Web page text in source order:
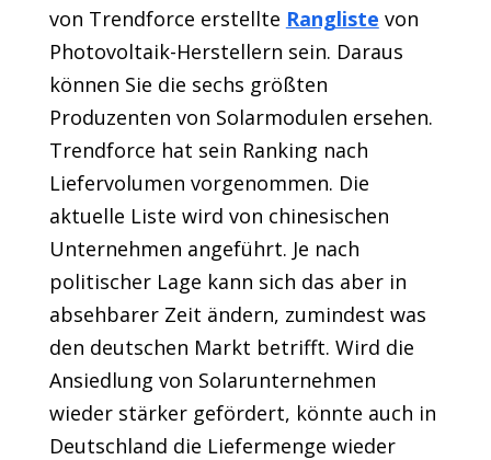
von Trendforce erstellte Rangliste von
Photovoltaik-Herstellern sein. Daraus
können Sie die sechs größten
Produzenten von Solarmodulen ersehen.
Trendforce hat sein Ranking nach
Liefervolumen vorgenommen. Die
aktuelle Liste wird von chinesischen
Unternehmen angeführt. Je nach
politischer Lage kann sich das aber in
absehbarer Zeit ändern, zumindest was
den deutschen Markt betrifft. Wird die
Ansiedlung von Solarunternehmen
wieder stärker gefördert, könnte auch in
Deutschland die Liefermenge wieder